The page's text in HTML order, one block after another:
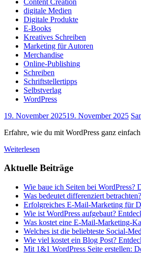
digitale Medien
Digitale Produkte
E-Books
Kreatives Schreiben
Marketing für Autoren
Merchandise
Online-Publishing
Schreiben
Schriftstellertipps
Selbstverlag
WordPress
19. November 202519. November 2025
Erfahre, wie du mit WordPress ganz
Weiterlesen
Aktuelle Beiträge
Wie baue ich Seiten bei WordPress?
Was bedeutet differenziert
Erfolgreiches E-Mail-Marketing für
Wie ist WordPress aufgebaut?
Was kostet eine E-Mail-Marketing-
Welches ist die beliebteste Social-
Wie viel kostet ein Blog Post?
Mit 1&1 WordPress Seite erstellen: